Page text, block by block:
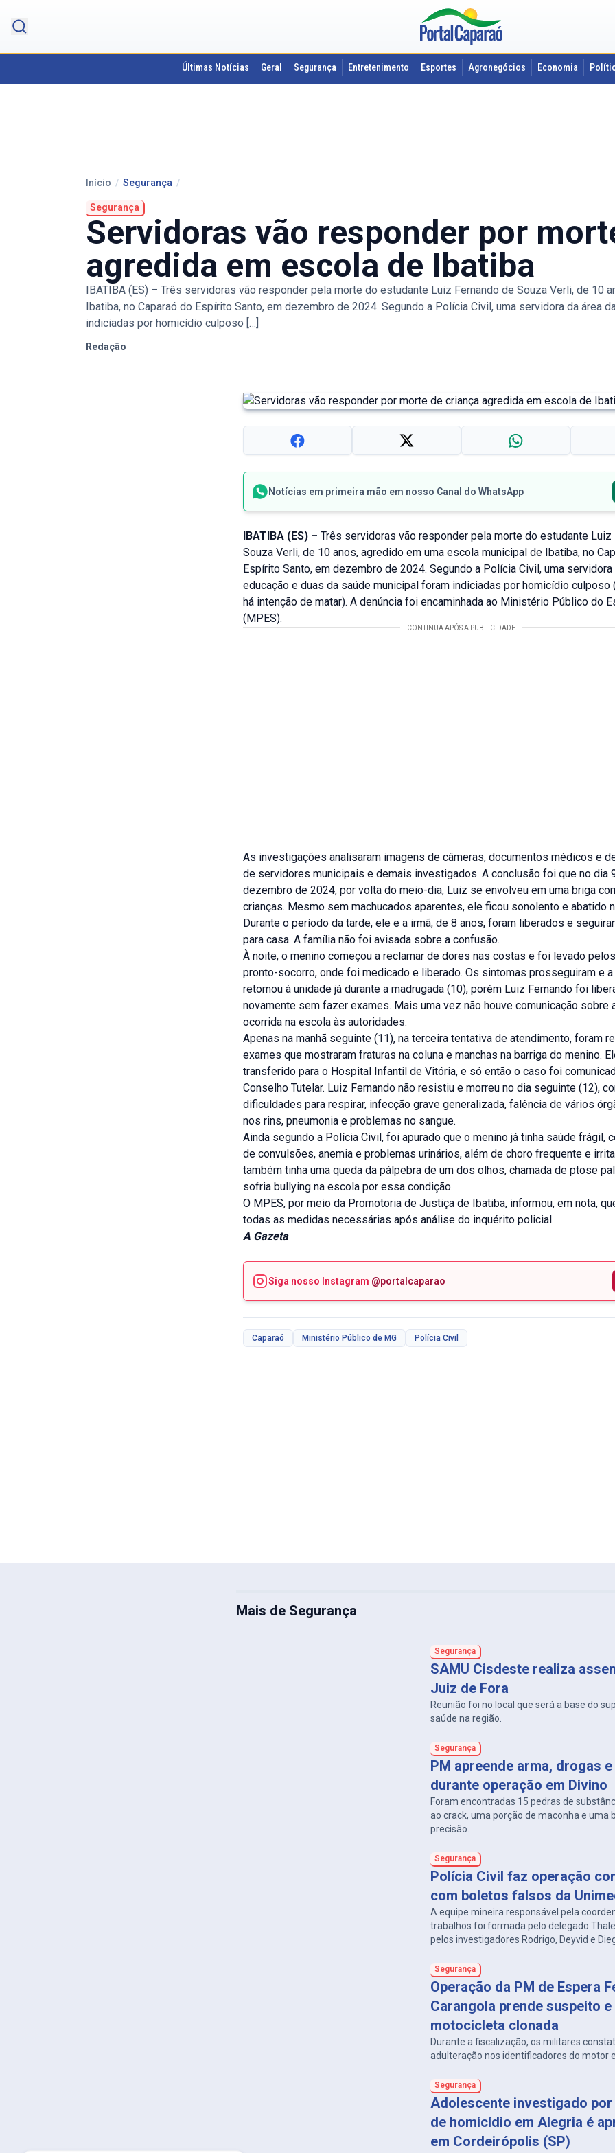
Últimas Notícias Geral Segurança Entretenimento Esportes Agronegócios Economia
Início /Segurança /
Segurança
Servidoras vão responder por
agredida em escola de Ibatiba
IBATIBA (ES) – Três servidoras vão responder pela morte do estudante Luiz Fernando de Souza Verli, de 10
Ibatiba, no Caparaó do Espírito Santo, em dezembro de 2024. Segundo a Polícia Civil, uma servidora da área
indiciadas por homicídio culposo […]
Redação
Notícias em primeira mão em nosso Canal do WhatsApp
IBATIBA (ES) – Três servidoras vão responder pela morte do estudante Luiz
Souza Verli, de 10 anos, agredido em uma escola municipal de Ibatiba, no
Espírito Santo, em dezembro de 2024. Segundo a Polícia Civil, uma servidora
educação e duas da saúde municipal foram indiciadas por homicídio culposo
há intenção de matar). A denúncia foi encaminhada ao Ministério Público do
(MPES).
As investigações analisaram imagens de câmeras, documentos médicos e
de servidores municipais e demais investigados. A conclusão foi que no dia
dezembro de 2024, por volta do meio-dia, Luiz se envolveu em uma briga
crianças. Mesmo sem machucados aparentes, ele ficou sonolento e abatido
Durante o período da tarde, ele e a irmã, de 8 anos, foram liberados e
para casa. A família não foi avisada sobre a confusão.
À noite, o menino começou a reclamar de dores nas costas e foi levado
pronto-socorro, onde foi medicado e liberado. Os sintomas prosseguiram e
retornou à unidade já durante a madrugada (10), porém Luiz Fernando foi
novamente sem fazer exames. Mais uma vez não houve comunicação sobre
ocorrida na escola às autoridades.
Apenas na manhã seguinte (11), na terceira tentativa de atendimento, foram
exames que mostraram fraturas na coluna e manchas na barriga do menino.
transferido para o Hospital Infantil de Vitória, e só então o caso foi
Conselho Tutelar. Luiz Fernando não resistiu e morreu no dia seguinte (12),
dificuldades para respirar, infecção grave generalizada, falência de vários
nos rins, pneumonia e problemas no sangue.
Ainda segundo a Polícia Civil, foi apurado que o menino já tinha saúde frágil,
de convulsões, anemia e problemas urinários, além de choro frequente e
também tinha uma queda da pálpebra de um dos olhos, chamada de ptose
sofria bullying na escola por essa condição.
O MPES, por meio da Promotoria de Justiça de Ibatiba, informou, em nota,
todas as medidas necessárias após análise do inquérito policial.
A Gazeta
Siga nosso Instagram @portalcaparao
Caparaó Ministério Público de MG Polícia Civil
Mais de Segurança
Segurança
SAMU Cisdeste realiza
Juiz de Fora
Reunião foi no local que será a base do
saúde na região.
Segurança
PM apreende arma, drogas
durante operação em Divino
Foram encontradas 15 pedras de
ao crack, uma porção de maconha e uma
precisão.
Segurança
Polícia Civil faz operação
com boletos falsos da
A equipe mineira responsável pela
trabalhos foi formada pelo delegado
pelos investigadores Rodrigo, Deyvid e
Segurança
Operação da PM de Espera
Carangola prende suspeito
motocicleta clonada
Durante a fiscalização, os militares
adulteração nos identificadores do motor e
Segurança
Adolescente investigado
de homicídio em Alegria é
em Cordeirópolis (SP)